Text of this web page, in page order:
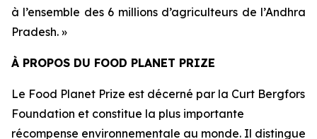
à l’ensemble des 6 millions d’agriculteurs de l’Andhra
Pradesh. »
À PROPOS DU FOOD PLANET PRIZE
Le Food Planet Prize est décerné par la Curt Bergfors
Foundation et constitue la plus importante
récompense environnementale au monde. Il distingue